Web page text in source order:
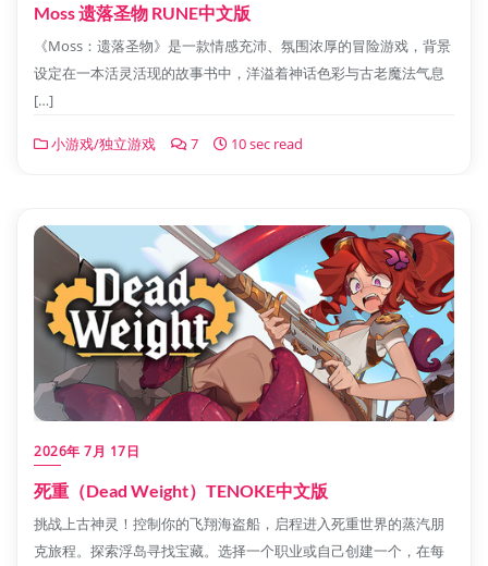
Moss 遗落圣物 RUNE中文版
《Moss：遗落圣物》是一款情感充沛、氛围浓厚的冒险游戏，背景
设定在一本活灵活现的故事书中，洋溢着神话色彩与古老魔法气息
[…]
小游戏/独立游戏 7 10 sec read
2026年 7月 17日
死重（Dead Weight）TENOKE中文版
挑战上古神灵！控制你的飞翔海盗船，启程进入死重世界的蒸汽朋
克旅程。探索浮岛寻找宝藏。选择一个职业或自己创建一个，在每